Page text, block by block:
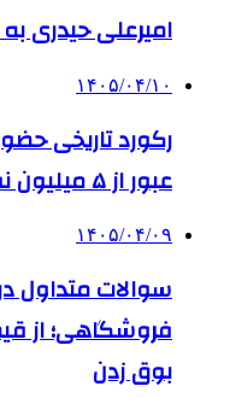
امیرعلی حیدری
۱۴۰۵/۰۴/۱۰
رکورد تاریخی
عبور از ۵ میلیون نفر!
۱۴۰۵/۰۴/۰۹
سوالات متداول
فروشگاهی؛ از
بوق زدن